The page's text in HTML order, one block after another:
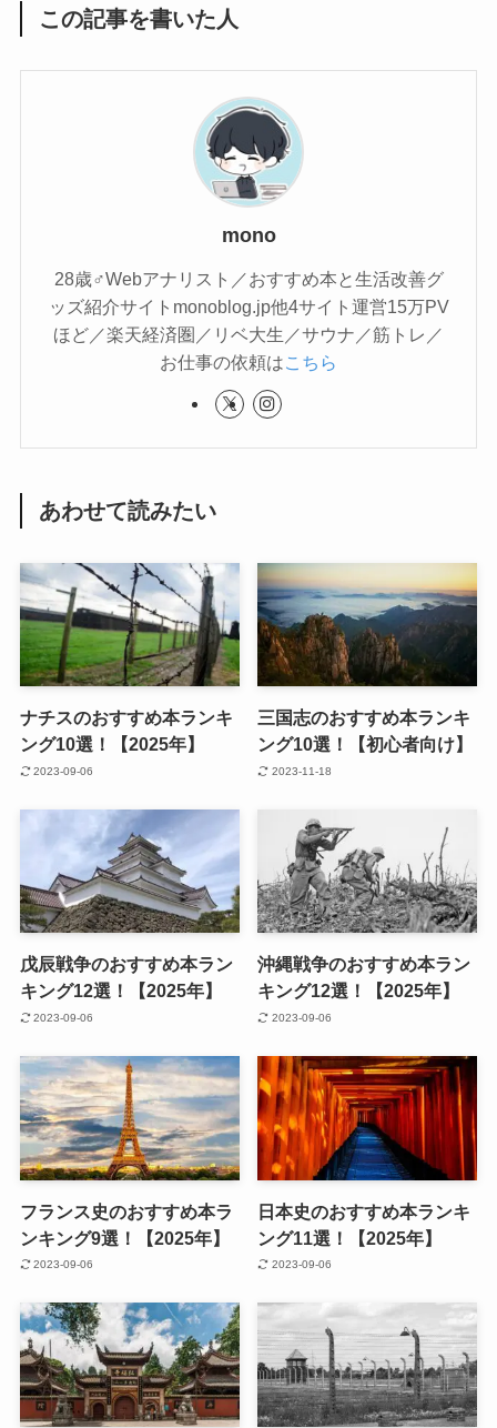
この記事を書いた人
mono
28歳♂Webアナリスト／おすすめ本と生活改善グ
ッズ紹介サイトmonoblog.jp他4サイト運営15万PV
ほど／楽天経済圏／リベ大生／サウナ／筋トレ／
お仕事の依頼はこちら
あわせて読みたい
ナチスのおすすめ本ランキ
ング10選！【2025年】
2023-09-06
三国志のおすすめ本ランキ
ング10選！【初心者向け】
2023-11-18
戊辰戦争のおすすめ本ラン
キング12選！【2025年】
2023-09-06
沖縄戦争のおすすめ本ラン
キング12選！【2025年】
2023-09-06
フランス史のおすすめ本ラ
ンキング9選！【2025年】
2023-09-06
日本史のおすすめ本ランキ
ング11選！【2025年】
2023-09-06